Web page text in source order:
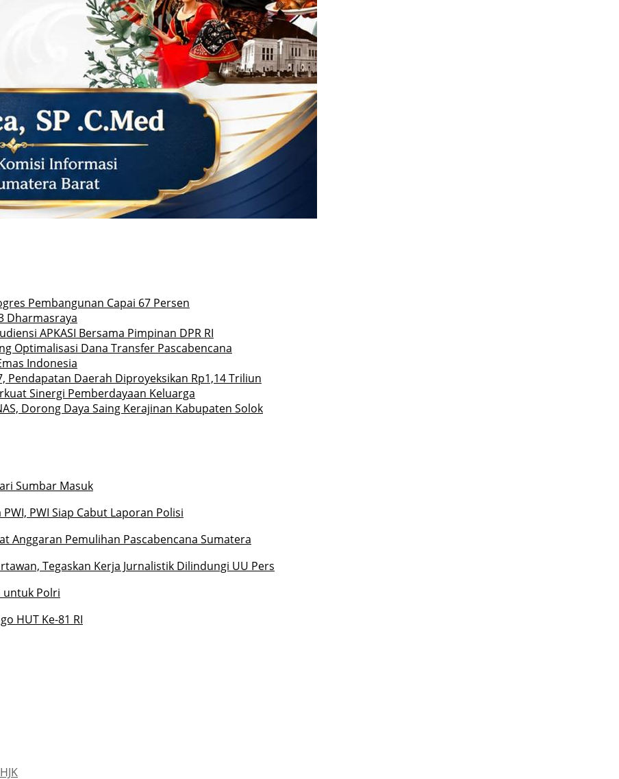
Pembangunan Capai 67 Persen
Dharmasraya
APKASI Bersama Pimpinan DPR RI
Optimalisasi Dana Transfer Pascabencana
Indonesia
Pendapatan Daerah Diproyeksikan Rp1,14 Triliun
Sinergi Pemberdayaan Keluarga
Dorong Daya Saing Kerajinan Kabupaten Solok
Sumbar Masuk
PWI Siap Cabut Laporan Polisi
Anggaran Pemulihan Pascabencana Sumatera
Tegaskan Kerja Jurnalistik Dilindungi UU Pers
untuk Polri
HUT Ke-81 RI